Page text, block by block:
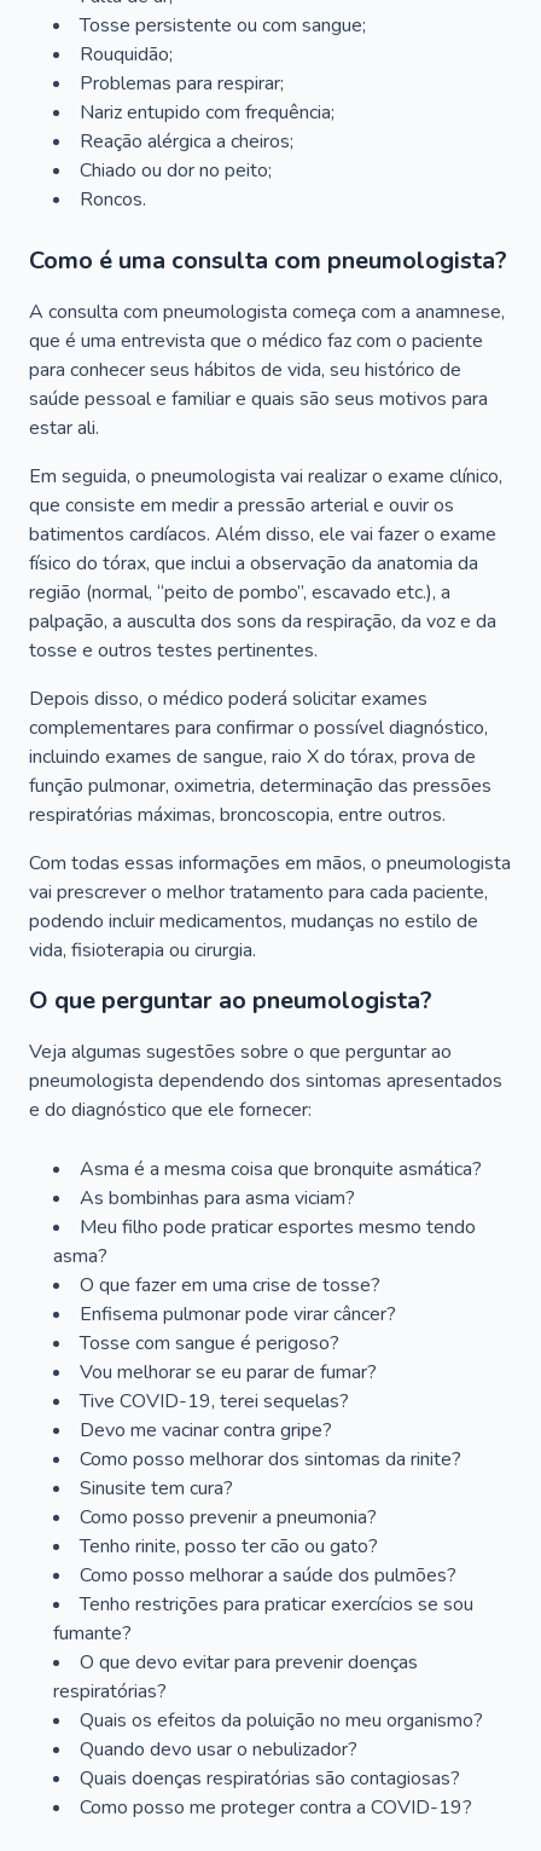
Tosse persistente ou com sangue;
Rouquidão;
Problemas para respirar;
Nariz entupido com frequência;
Reação alérgica a cheiros;
Chiado ou dor no peito;
Roncos.
Como é uma consulta com pneumologista?
A consulta com pneumologista começa com a anamnese,
que é uma entrevista que o médico faz com o paciente
para conhecer seus hábitos de vida, seu histórico de
saúde pessoal e familiar e quais são seus motivos para
estar ali.
Em seguida, o pneumologista vai realizar o exame clínico,
que consiste em medir a pressão arterial e ouvir os
batimentos cardíacos. Além disso, ele vai fazer o exame
físico do tórax, que inclui a observação da anatomia da
região (normal, “peito de pombo”, escavado etc.), a
palpação, a ausculta dos sons da respiração, da voz e da
tosse e outros testes pertinentes.
Depois disso, o médico poderá solicitar exames
complementares para confirmar o possível diagnóstico,
incluindo exames de sangue, raio X do tórax, prova de
função pulmonar, oximetria, determinação das pressões
respiratórias máximas, broncoscopia, entre outros.
Com todas essas informações em mãos, o pneumologista
vai prescrever o melhor tratamento para cada paciente,
podendo incluir medicamentos, mudanças no estilo de
vida, fisioterapia ou cirurgia.
O que perguntar ao pneumologista?
Veja algumas sugestões sobre o que perguntar ao
pneumologista dependendo dos sintomas apresentados
e do diagnóstico que ele fornecer:
Asma é a mesma coisa que bronquite asmática?
As bombinhas para asma viciam?
Meu filho pode praticar esportes mesmo tendo
asma?
O que fazer em uma crise de tosse?
Enfisema pulmonar pode virar câncer?
Tosse com sangue é perigoso?
Vou melhorar se eu parar de fumar?
Tive COVID-19, terei sequelas?
Devo me vacinar contra gripe?
Como posso melhorar dos sintomas da rinite?
Sinusite tem cura?
Como posso prevenir a pneumonia?
Tenho rinite, posso ter cão ou gato?
Como posso melhorar a saúde dos pulmões?
Tenho restrições para praticar exercícios se sou
fumante?
O que devo evitar para prevenir doenças
respiratórias?
Quais os efeitos da poluição no meu organismo?
Quando devo usar o nebulizador?
Quais doenças respiratórias são contagiosas?
Como posso me proteger contra a COVID-19?